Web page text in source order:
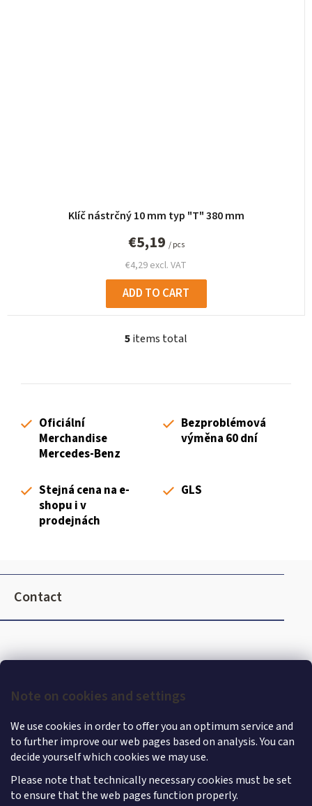
Note on cookies and settings
We use cookies in order to offer you an optimum service and
to further improve our web pages based on analysis. You can
decide yourself which cookies we may use.
Please note that technically necessary cookies must be set
to ensure that the web pages function properly.
Klíč nástrčný 10 mm typ "T" 380 mm
€4,29 excl. VAT
€5,19 / pcs
ADD TO CART
L
s
s
5items total
Oficiální
Merchandise
Mercedes-Benz
Bezproblémová
výměna 60 dní
Stejná cena na e-
shopu i v
prodejnách
GLS
F
o
e
Contact
Shoptet |mime digital